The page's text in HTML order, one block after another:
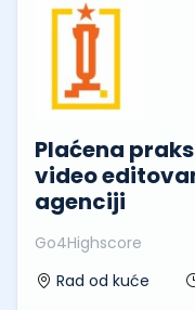
Plaćena
video
agenciji
Go4Highscore
Rad od kuće